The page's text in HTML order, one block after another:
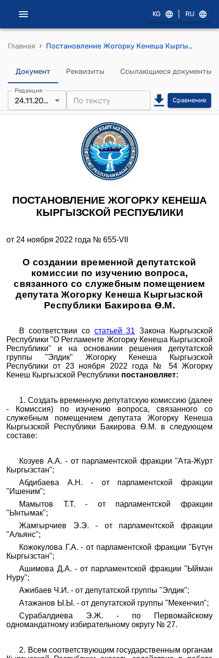
KG RU
Главная › Постановление Жогорку Кенеша Кыргызской Республики от 24 ноября 2022 года № 655-VII "О создании временной депутатской комиссии по изучению вопроса, связанного со служебным помещением депутата Жогорку Кенеша Кыргызской Республики Бакирова Ѳ.М."
Документ Реквизиты Ссылающиеся документы
Редакция
24.11.2022 Сравнение